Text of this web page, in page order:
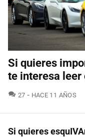
Si quieres
te interesa leer
27 COMENTARIOS
HACE 11 AÑOS
Si quieres